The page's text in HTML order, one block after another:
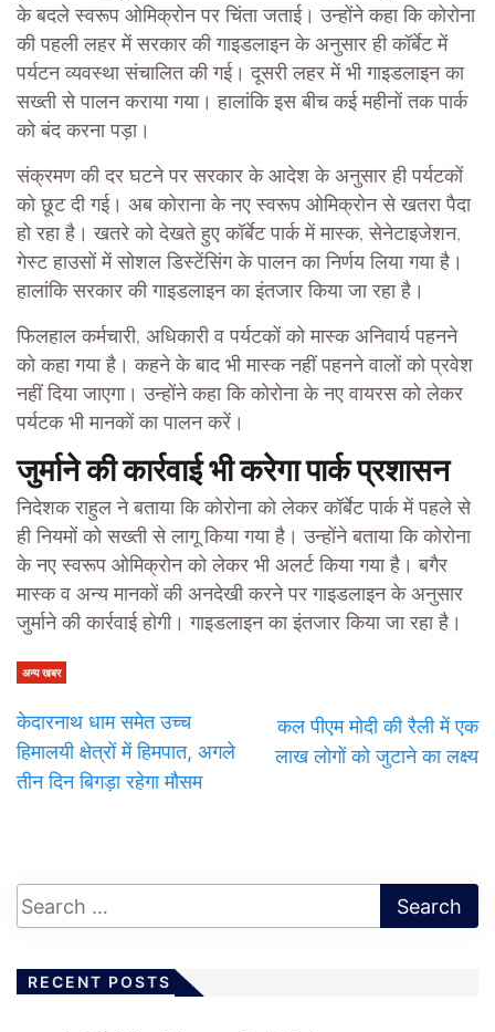
के बदले स्वरूप ओमिक्रोन पर चिंता जताई। उन्होंने कहा कि कोरोना
की पहली लहर में सरकार की गाइडलाइन के अनुसार ही कॉर्बेट में
पर्यटन व्यवस्था संचालित की गई। दूसरी लहर में भी गाइडलाइन का
सख्ती से पालन कराया गया। हालांकि इस बीच कई महीनों तक पार्क
को बंद करना पड़ा।
संक्रमण की दर घटने पर सरकार के आदेश के अनुसार ही पर्यटकों
को छूट दी गई। अब कोराना के नए स्वरूप ओमिक्रोन से खतरा पैदा
हो रहा है। खतरे को देखते हुए कॉर्बेट पार्क में मास्क, सेनेटाइजेशन,
गेस्ट हाउसों में सोशल डिस्टेंसिंग के पालन का निर्णय लिया गया है।
हालांकि सरकार की गाइडलाइन का इंतजार किया जा रहा है।
फिलहाल कर्मचारी, अधिकारी व पर्यटकों को मास्क अनिवार्य पहनने
को कहा गया है। कहने के बाद भी मास्क नहीं पहनने वालों को प्रवेश
नहीं दिया जाएगा। उन्होंने कहा कि कोरोना के नए वायरस को लेकर
पर्यटक भी मानकों का पालन करें।
जुर्माने की कार्रवाई भी करेगा पार्क प्रशासन
निदेशक राहुल ने बताया कि कोरोना को लेकर कॉर्बेट पार्क में पहले से
ही नियमों को सख्ती से लागू किया गया है। उन्होंने बताया कि कोरोना
के नए स्वरूप ओमिक्रोन को लेकर भी अलर्ट किया गया है। बगैर
मास्क व अन्य मानकों की अनदेखी करने पर गाइडलाइन के अनुसार
जुर्माने की कार्रवाई होगी। गाइडलाइन का इंतजार किया जा रहा है।
अन्य खबर
केदारनाथ धाम समेत उच्च
हिमालयी क्षेत्रों में हिमपात, अगले
तीन दिन बिगड़ा रहेगा मौसम
कल पीएम मोदी की रैली में एक
लाख लोगों को जुटाने का लक्ष्य
RECENT POSTS